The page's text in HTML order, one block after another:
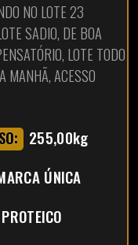
NO LOTE 23
SADIO, DE BOA
LOTE TODO
MANHÃ, ACESSO
255,00kg
ÚNICA